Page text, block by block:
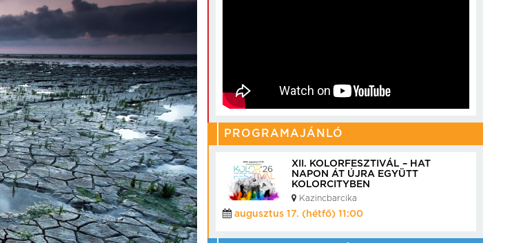
PROGRAMAJÁNLÓ
XII. KOLORFESZTIVÁL – HAT
NAPON ÁT ÚJRA EGYÜTT
KOLORCITYBEN
Kazincbarcika
augusztus 17. (hétfő) 11:00